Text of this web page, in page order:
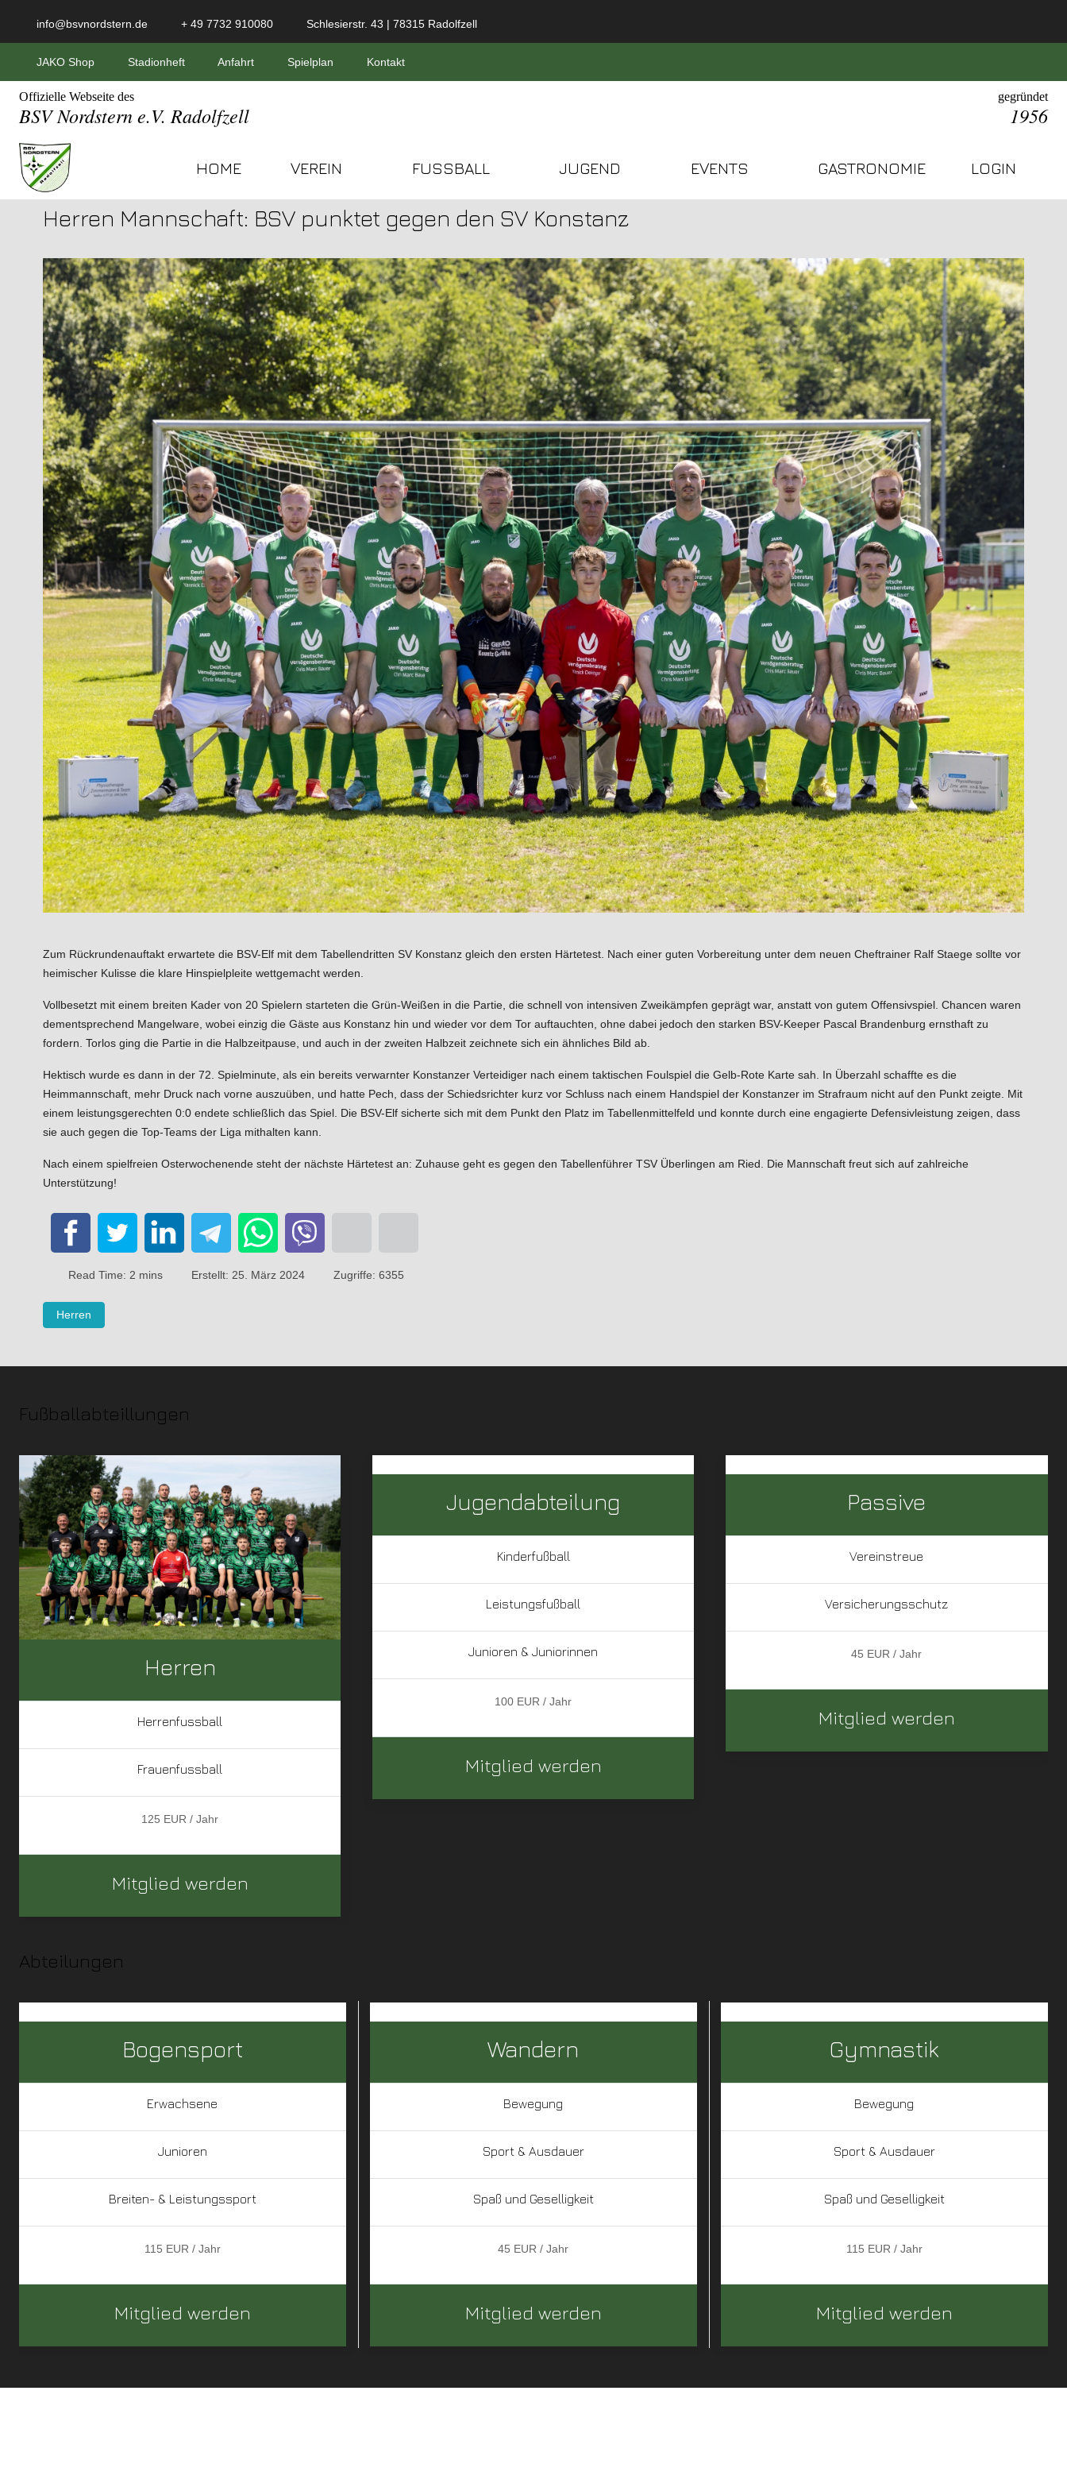
info@bsvnordstern.de + 49 7732 910080 Schlesierstr. 43 | 78315 Radolfzell
JAKO Shop Stadionheft Anfahrt Spielplan Kontakt
Offizielle Webseite des
BSV Nordstern e.V. Radolfzell
gegründet
1956
HOME VEREIN FUSSBALL JUGEND EVENTS GASTRONOMIE LOGIN
Herren Mannschaft: BSV punktet gegen den SV Konstanz
Zum Rückrundenauftakt erwartete die BSV-Elf mit dem Tabellendritten SV Konstanz gleich den ersten Härtetest. Nach einer guten Vorbereitung unter dem neuen Cheftrainer Ralf Staege sollte vor
heimischer Kulisse die klare Hinspielpleite wettgemacht werden.
Vollbesetzt mit einem breiten Kader von 20 Spielern starteten die Grün-Weißen in die Partie, die schnell von intensiven Zweikämpfen geprägt war, anstatt von gutem Offensivspiel. Chancen waren
dementsprechend Mangelware, wobei einzig die Gäste aus Konstanz hin und wieder vor dem Tor auftauchten, ohne dabei jedoch den starken BSV-Keeper Pascal Brandenburg ernsthaft zu
fordern. Torlos ging die Partie in die Halbzeitpause, und auch in der zweiten Halbzeit zeichnete sich ein ähnliches Bild ab.
Hektisch wurde es dann in der 72. Spielminute, als ein bereits verwarnter Konstanzer Verteidiger nach einem taktischen Foulspiel die Gelb-Rote Karte sah. In Überzahl schaffte es die
Heimmannschaft, mehr Druck nach vorne auszuüben, und hatte Pech, dass der Schiedsrichter kurz vor Schluss nach einem Handspiel der Konstanzer im Strafraum nicht auf den Punkt zeigte. Mit
einem leistungsgerechten 0:0 endete schließlich das Spiel. Die BSV-Elf sicherte sich mit dem Punkt den Platz im Tabellenmittelfeld und konnte durch eine engagierte Defensivleistung zeigen, dass
sie auch gegen die Top-Teams der Liga mithalten kann.
Nach einem spielfreien Osterwochenende steht der nächste Härtetest an: Zuhause geht es gegen den Tabellenführer TSV Überlingen am Ried. Die Mannschaft freut sich auf zahlreiche
Unterstützung!
Read Time: 2 mins Erstellt: 25. März 2024 Zugriffe: 6355
Herren
Fußballabteillungen
Herren
Herrenfussball
Frauenfussball
125 EUR / Jahr
Mitglied werden
Jugendabteilung
Kinderfußball
Leistungsfußball
Junioren & Juniorinnen
100 EUR / Jahr
Mitglied werden
Passive
Vereinstreue
Versicherungsschutz
45 EUR / Jahr
Mitglied werden
Abteilungen
Bogensport
Erwachsene
Junioren
Breiten- & Leistungssport
115 EUR / Jahr
Mitglied werden
Wandern
Bewegung
Sport & Ausdauer
Spaß und Geselligkeit
45 EUR / Jahr
Mitglied werden
Gymnastik
Bewegung
Sport & Ausdauer
Spaß und Geselligkeit
115 EUR / Jahr
Mitglied werden